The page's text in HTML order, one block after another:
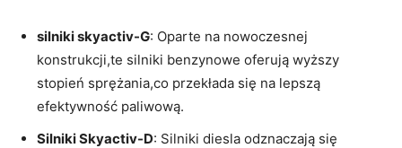
silniki skyactiv-G: Oparte ​na nowoczesnej
konstrukcji,te silniki benzynowe oferują wyższy
stopień‍ sprężania,co przekłada się na lepszą
‍efektywność paliwową.
Silniki‍ Skyactiv-D: Silniki diesla odznaczają‌ się